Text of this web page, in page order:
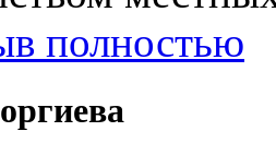
полностью